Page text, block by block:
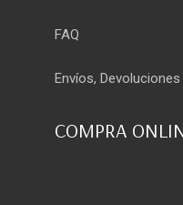
FAQ
Envíos,
COMPRA